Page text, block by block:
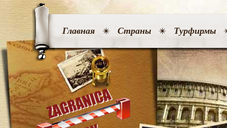
Главная Страны Турфирмы